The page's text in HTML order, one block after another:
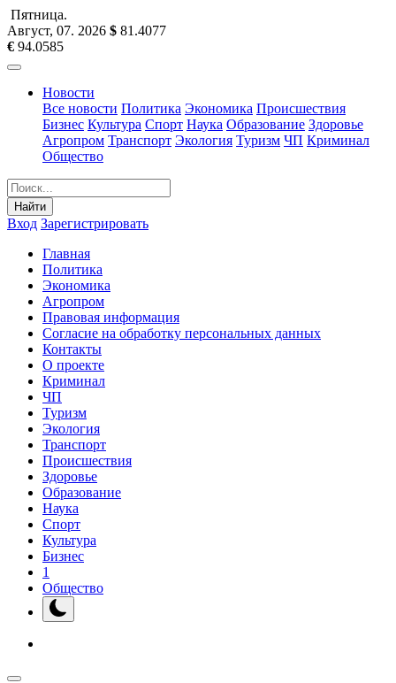
Пятница.
Август, 07. 2026 $ 81.4077
€ 94.0585
Новости
Все новости Политика Экономика Происшествия
Бизнес Культура Спорт Наука Образование Здоровье
Агропром Транспорт Экология Туризм ЧП Криминал
Общество
Найти
Вход Зарегистрировать
Главная
Политика
Экономика
Агропром
Правовая информация
Согласие на обработку персональных данных
Контакты
О проекте
Криминал
ЧП
Туризм
Экология
Транспорт
Происшествия
Здоровье
Образование
Наука
Спорт
Культура
Бизнес
1
Общество